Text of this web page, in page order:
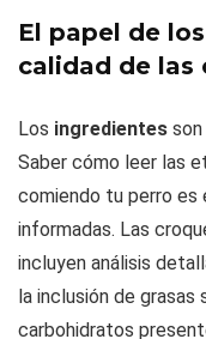
El papel de
calidad de las
Los ingredientes
Saber cómo leer las
comiendo tu perro es
informadas. Las
incluyen análisis
la inclusión de
carbohidratos